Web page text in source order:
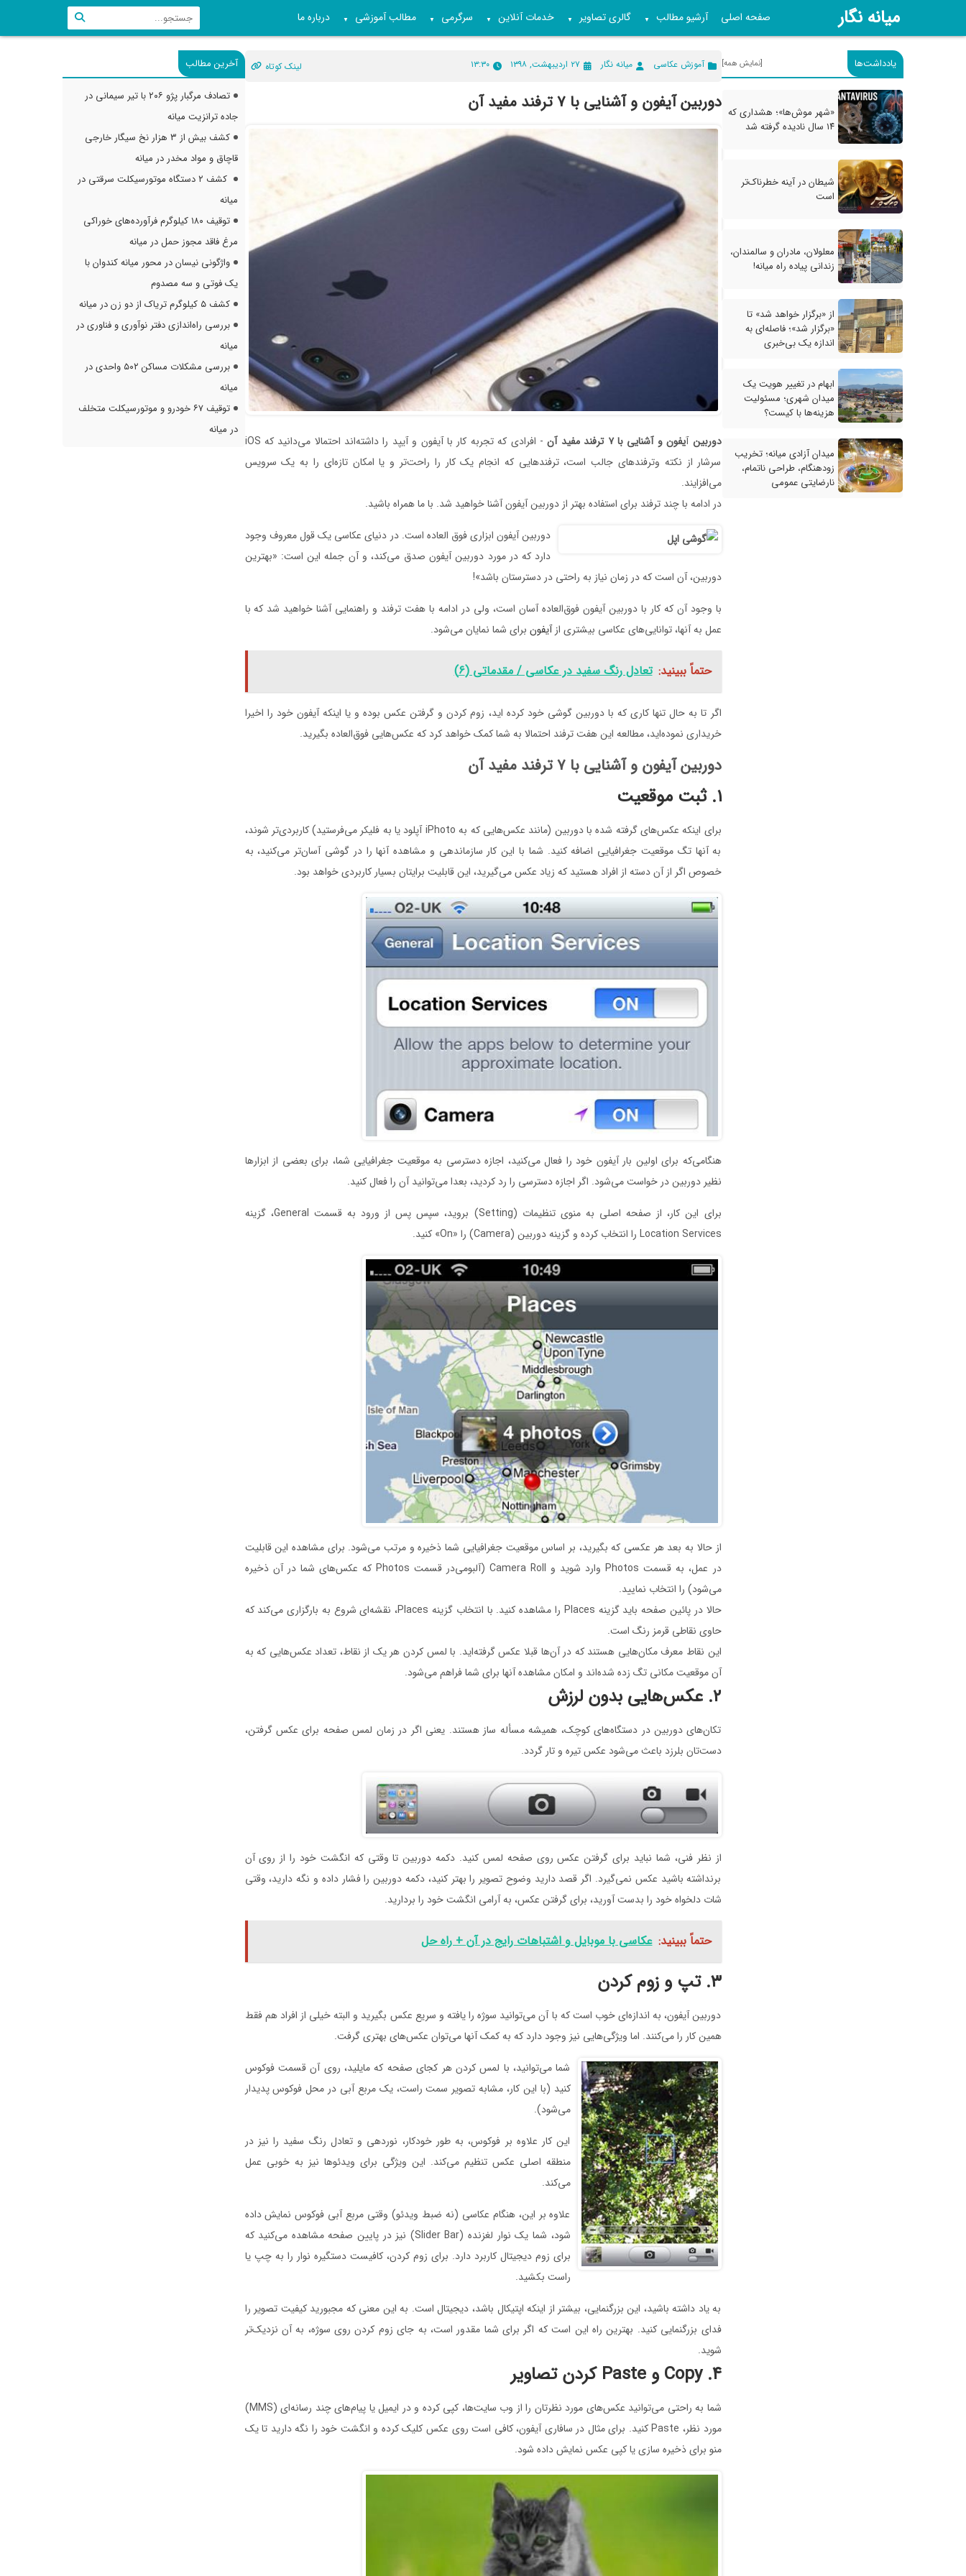
میانه نگار صفحه اصلی آرشیو مطالب ▼ گالری تصاویر ▼ خدمات آنلاین ▼ سرگرمی ▼ مطالب آموزشی ▼ درباره ما
یادداشت‌ها [نمایش همه]
«شهر موش‌ها»؛ هشداری که
۱۴ سال نادیده گرفته شد
شیطان در آینه خطرناک‌تر
است
معلولان، مادران و سالمندان،
زندانی پیاده راه میانه!
از «برگزار خواهد شد» تا
«برگزار شد»؛ فاصله‌ای به
اندازه یک بی‌خبری
ابهام در تغییر هویت یک
میدان شهری؛ مسئولیت
هزینه‌ها با کیست؟
میدان آزادی میانه؛ تخریب
زودهنگام، طراحی ناتمام،
نارضایتی عمومی
آموزش عکاسی میانه نگار ۲۷ اردیبهشت, ۱۳۹۸ ۱۳:۳۰ لینک کوتاه
دوربین آیفون و آشنایی با ۷‌ ترفند مفید آن
دوربین آیفون و آشنایی با ۷‌ ترفند مفید آن
- افرادی که تجربه کار با آیفون و آیپد را داشته‌اند احتمالا می‌دانید که iOS
سرشار از نکته و‌ترفندهای جالب است، ترفندهایی که انجام یک کار را راحت‌تر و یا امکان تازه‌ای را به یک سرویس
می‌افزایند.
در ادامه با چند‌ ترفند برای استفاده بهتر از دوربین آیفون آشنا خواهید شد. با ما همراه باشید.
دوربین آیفون ابزاری فوق العاده است. در دنیای عکاسی یک قول معروف وجود
دارد که در مورد دوربین آیفون صدق می‌کند، و آن جمله این است: «بهترین
دوربین، آن است که در زمان نیاز به راحتی در دسترستان باشد»!
با وجود آن که کار با دوربین آیفون فوق‌العاده آسان است، ولی در ادامه با هفت‌ ترفند و راهنمایی آشنا خواهید شد که با
عمل به آنها، توانایی‌های عکاسی بیشتری ازآیفون برای شما نمایان می‌شود.
حتماً ببینید: تعادل رنگ سفید در عکاسی / مقدماتی (۶)
اگر تا به حال تنها کاری که با دوربین گوشی خود کرده اید، زوم کردن و گرفتن عکس بوده و یا اینکه آیفون خود را اخیرا
خریداری نموده‌اید، مطالعه این هفت‌ ترفند احتمالا به شما کمک خواهد کرد که عکس‌هایی فوق‌العاده بگیرید.
دوربین آیفون و آشنایی با ۷‌ ترفند مفید آن
۱. ثبت موقعیت
برای اینکه عکس‌های گرفته شده با دوربین (مانند عکس‌هایی که به iPhoto آپلود یا به فلیکر می‌فرستید) کاربردی‌تر شوند،
به آنها تگ موقعیت جغرافیایی اضافه کنید. شما با این کار سازماندهی و مشاهده آنها را در گوشی آسان‌تر می‌کنید، به
خصوص اگر از آن دسته از افراد هستید که زیاد عکس می‌گیرید، این قابلیت برایتان بسیار کاربردی خواهد بود.
هنگامی‌که برای اولین بار آیفون خود را فعال می‌کنید، اجازه دسترسی به موقعیت جغرافیایی شما، برای بعضی از ابزارها
نظیر دوربین در خواست می‌شود. اگر اجازه دسترسی را رد کردید، بعدا می‌توانید آن را فعال کنید.
برای این کار، از صفحه اصلی به منوی تنظیمات (Setting) بروید، سپس پس از ورود به قسمت General، گزینه
Location Services را انتخاب کرده و گزینه دوربین (Camera) را «On» کنید.
از حالا به بعد هر عکسی که بگیرید، بر اساس موقعیت جغرافیایی شما ذخیره و مرتب می‌شود. برای مشاهده این قابلیت
در عمل، به قسمت Photos وارد شوید و Camera Roll (آلبومی‌در قسمت Photos که عکس‌های شما در آن ذخیره
می‌شود) را انتخاب نمایید.
حالا در پائین صفحه باید گزینه Places را مشاهده کنید. با انتخاب گزینه Places، نقشه‌ای شروع به بارگزاری می‌کند که
حاوی نقاطی قرمز رنگ است.
این نقاط معرف مکان‌هایی هستند که در آن‌ها قبلا عکس گرفته‌اید. با لمس کردن هر یک از نقاط، تعداد عکس‌هایی که به
آن موقعیت مکانی تگ زده شده‌اند و امکان مشاهده آنها برای شما فراهم می‌شود.
۲. عکس‌هایی بدون لرزش
تکان‌های دوربین در دستگاه‌های کوچک، همیشه مسأله ساز هستند. یعنی اگر در زمان لمس صفحه برای عکس گرفتن،
دست‌تان بلرزد باعث می‌شود عکس تیره و تار گردد.
از نظر فنی، شما نباید برای گرفتن عکس روی صفحه لمس کنید. دکمه دوربین تا وقتی که انگشت خود را از روی آن
برنداشته باشید عکس نمی‌گیرد. اگر قصد دارید وضوح تصویر را بهتر کنید، دکمه دوربین را فشار داده و نگه دارید، وقتی
شات دلخواه خود را بدست آورید، برای گرفتن عکس، به آرامی‌ انگشت خود را بردارید.
حتماً ببینید: عکاسی با موبایل و اشتباهات رایج در آن + راه حل
۳. تپ و زوم کردن
دوربین آیفون، به‌ اندازه‌ای خوب است که با آن می‌توانید سوژه را یافته و سریع عکس بگیرید و البته خیلی از افراد هم فقط
همین کار را می‌کنند. اما ویژگی‌هایی نیز وجود دارد که به کمک آنها می‌توان عکس‌های بهتری گرفت.
شما می‌توانید، با لمس کردن هر کجای صفحه که مایلید، روی آن قسمت فوکوس
کنید (با این کار، مشابه تصویر سمت راست، یک مربع آبی در محل فوکوس پدیدار
می‌شود).
این کار علاوه بر فوکوس، به طور خودکار، نوردهی و تعادل رنگ سفید را نیز در
منطقه اصلی عکس تنظیم می‌کند. این ویژگی برای ویدئوها نیز به خوبی عمل
می‌کند.
علاوه بر این، هنگام عکاسی (نه ضبط ویدئو) وقتی مربع آبی فوکوس نمایش داده
شود، شما یک نوار لغزنده (Slider Bar) نیز در پایین صفحه مشاهده می‌کنید که
برای زوم دیجیتال کاربرد دارد. برای زوم کردن، کافیست دستگیره نوار را به چپ یا
راست بکشید.
به یاد داشته باشید، این بزرگنمایی، بیشتر از اینکه اپتیکال باشد، دیجیتال است. به این معنی که مجبورید کیفیت تصویر را
فدای بزرگنمایی کنید. بهترین راه این است که اگر برای شما مقدور است، به جای زوم کردن روی سوژه، به آن نزدیک‌تر
شوید.
۴. Copy و Paste کردن تصاویر
شما به راحتی می‌توانید عکس‌های مورد نظرتان را از وب سایت‌ها، کپی کرده و در ایمیل یا پیام‌های چند رسانه‌ای (MMS)
مورد نظر، Paste کنید. برای مثال در سافاری آیفون، کافی است روی عکس کلیک کرده و انگشت خود را نگه دارید تا یک
منو برای ذخیره سازی یا کپی عکس نمایش داده شود.
آخرین مطالب
تصادف مرگبار پژو ۲۰۶ با تیر سیمانی در
جاده ترانزیت میانه
کشف بیش از ۳ هزار نخ سیگار خارجی
قاچاق و مواد مخدر در میانه
کشف ۲ دستگاه موتورسیکلت سرقتی در
میانه
توقیف ۱۸۰ کیلوگرم فرآورده‌های خوراکی
مرغ فاقد مجوز حمل در میانه
واژگونی نیسان در محور میانه کندوان با
یک فوتی و سه مصدوم
کشف ۵ کیلوگرم تریاک از دو زن در میانه
بررسی راه‌اندازی دفتر نوآوری و فناوری در
میانه
بررسی مشکلات مساکن ۵۰۲ واحدی در
میانه
توقیف ۶۷ خودرو و موتورسیکلت متخلف
در میانه